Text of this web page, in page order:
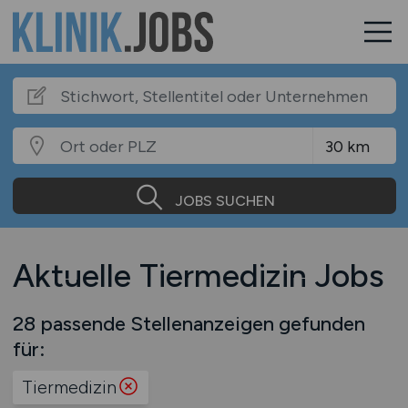
JOBS SUCHEN
Aktuelle Tiermedizin Jobs
28 passende Stellenanzeigen gefunden
für:
Tiermedizin